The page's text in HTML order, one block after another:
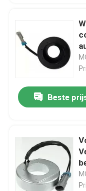
Beste